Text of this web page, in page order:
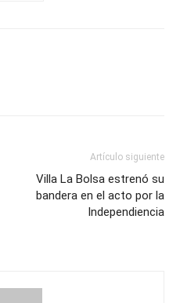
Artículo siguiente
Villa La Bolsa estrenó su
bandera en el acto por la
Independiencia